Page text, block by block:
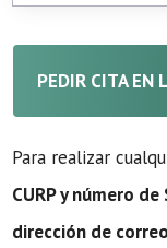
PEDIR CITA EN
Para realizar
CURP y número
dirección de